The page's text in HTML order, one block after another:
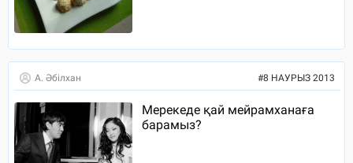
А. Әбілхан #8 НАУРЫЗ 2013
Мерекеде қай мейрамханаға
барамыз?